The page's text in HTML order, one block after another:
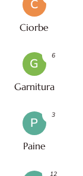
C
Ciorbe
G
Garnitura
6
P
Paine
3
12